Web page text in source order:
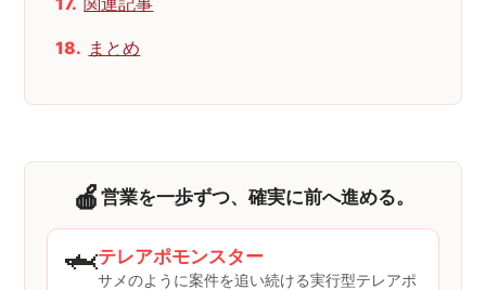
まとめ
🍎 営業を一歩ずつ、確実に前へ進める。
🦈テレアポモンスター
サメのように案件を追い続ける実行型テレアポ